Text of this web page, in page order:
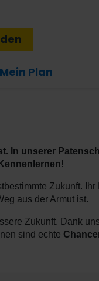
Mein Plan
In unserer
Zukunft. Ihr
aus der Armut ist.
Zukunft. Dank
sind echte